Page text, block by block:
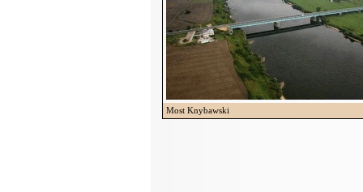
Most Knybawski